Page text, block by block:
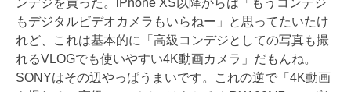
ンデジを買った。iPhone XS以降からは「もうコンデジ
もデジタルビデオカメラもいらねー」と思ってたいたけ
れど、これは基本的に「高級コンデジとしての写真も撮
れるVLOGでも使いやすい4K動画カメラ」だもんね。
SONYはその辺やっぱうまいです。これの逆で「4K動画